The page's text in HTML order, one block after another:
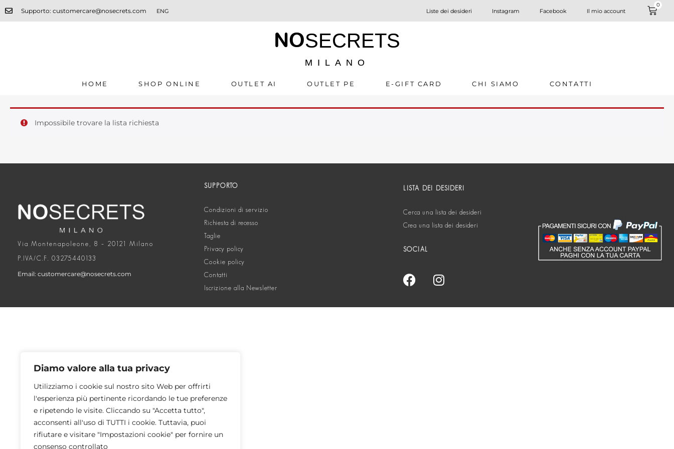
Diamo valore alla tua privacy
Utilizziamo i cookie sul nostro sito Web per offrirti
l'esperienza più pertinente ricordando le tue preferenze
e ripetendo le visite. Cliccando su "Accetta tutto",
acconsenti all'uso di TUTTI i cookie. Tuttavia, puoi
rifiutare e visitare "Impostazioni cookie" per fornire un
consenso controllato
Supporto: customercare@nosecrets.com ENG Liste dei desideri Instagram Facebook Il mio account
0
NOSECRETS
MILANO
HOME SHOP ONLINE OUTLET AI OUTLET PE E-GIFT CARD CHI SIAMO CONTATTI
Impossibile trovare la lista richiesta
Via Montenapoleone, 8 – 20121 Milano
P.IVA/C.F. 03275440133
Email: customercare@nosecrets.com
SUPPORTO
Condizioni di servizio
Richiesta di recesso
Taglie
Privacy policy
Cookie policy
Contatti
Iscrizione alla Newsletter
LISTA DEI DESIDERI
Cerca una lista dei desideri
Crea una lista dei desideri
SOCIAL